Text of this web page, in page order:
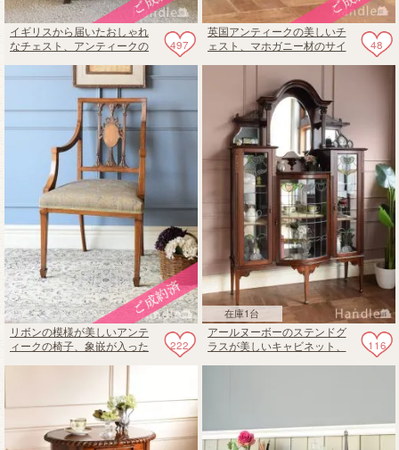
497
イギリスから届いたおしゃれ
なチェスト、アンティークの
48
英国アンティークの美しいチ
ェスト、マホガニー材のサイ
222
リボンの模様が美しいアンテ
ィークの椅子、象嵌が入った
在庫1台
116
アールヌーボーのステンドグ
ラスが美しいキャビネット、